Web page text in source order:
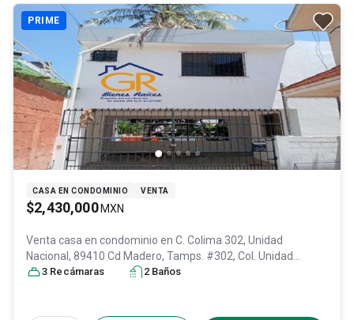
PRIME
CASA EN CONDOMINIO VENTA
$2,430,000 MXN
Venta casa en condominio en C. Colima 302, Unidad
Nacional, 89410 Cd Madero, Tamps. #302, Col. Unidad
Nacional,Ciudad Madero , Tamaulipas
3 Recámaras 2 Baños